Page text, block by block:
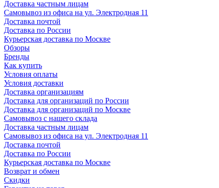
Доставка частным лицам
Самовывоз из офиса на ул. Электродная 11
Доставка почтой
Доставка по России
Курьерская доставка по Москве
Обзоры
Бренды
Как купить
Условия оплаты
Условия доставки
Доставка организациям
Доставка для организаций по России
Доставка для организаций по Москве
Самовывоз с нашего склада
Доставка частным лицам
Самовывоз из офиса на ул. Электродная 11
Доставка почтой
Доставка по России
Курьерская доставка по Москве
Возврат и обмен
Скидки